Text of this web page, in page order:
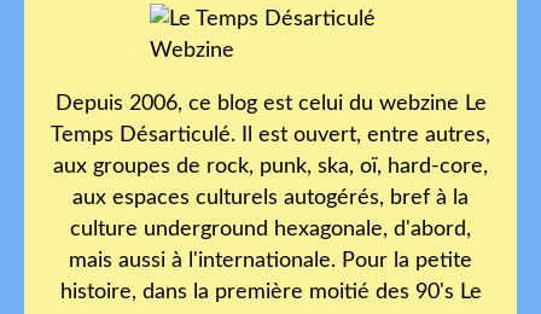
Depuis 2006, ce blog est celui du webzine Le
Temps Désarticulé. Il est ouvert, entre autres,
aux groupes de rock, punk, ska, oï, hard-core,
aux espaces culturels autogérés, bref à la
culture underground hexagonale, d'abord,
mais aussi à l'internationale. Pour la petite
histoire, dans la première moitié des 90's Le